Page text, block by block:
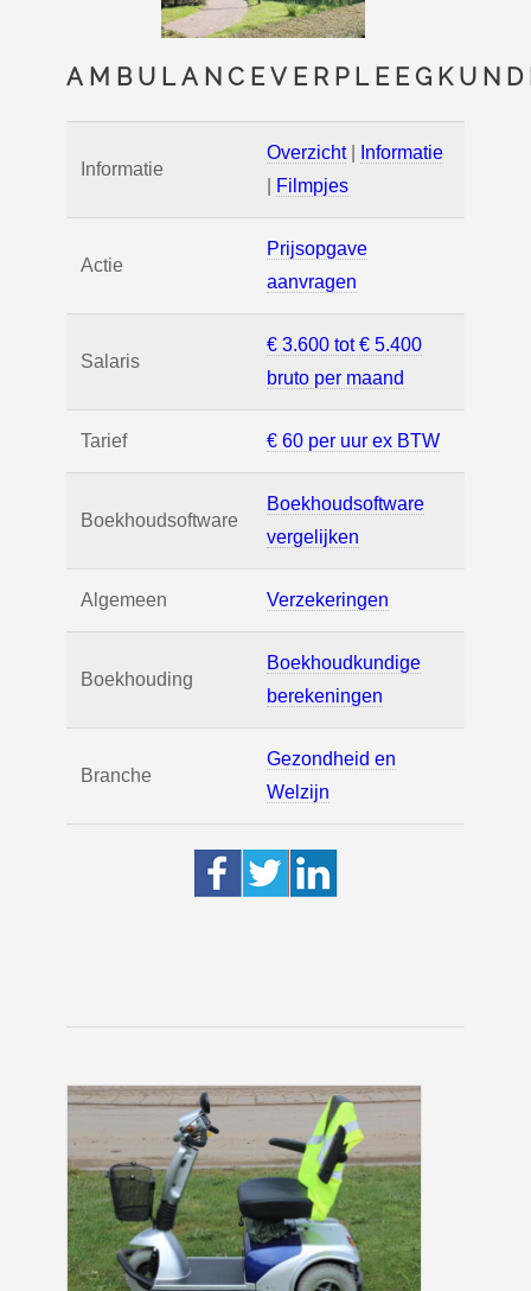
Informatie
Overzicht|
Informatie
Filmpjes
Actie
Prijsopgave
aanvragen
Salaris
€ 3.600 tot € 5.400
bruto per maand
Tarief € 60 per uur ex BTW
Boekhoudsoftware
Boekhoudsoftware
vergelijken
Algemeen Verzekeringen
Boekhouding
Boekhoudkundige
berekeningen
Branche
Gezondheid en
Welzijn